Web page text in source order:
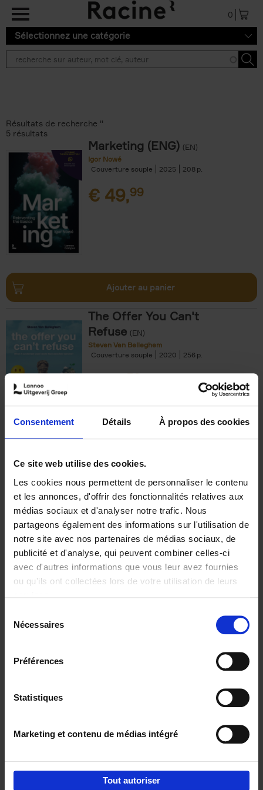
Consentement Détails À propos des cookies
Ce site web utilise des cookies.
Les cookies nous permettent de personnaliser le contenu
et les annonces, d'offrir des fonctionnalités relatives aux
médias sociaux et d'analyser notre trafic. Nous
partageons également des informations sur l'utilisation de
notre site avec nos partenaires de médias sociaux, de
publicité et d'analyse, qui peuvent combiner celles-ci
avec d'autres informations que vous leur avez fournies
ou qu'ils ont collectées lors de votre utilisation de leurs
Nécessaires
Préférences
Statistiques
Marketing et contenu de médias intégré
Tout autoriser
Aller au contenu principal
0
Sélectionnez une catégorie
Résultats de recherche ''
5 résultats
Marketing (ENG) (EN)
Igor Nowé
Couverture souple
2025 208
€ 49,99
Ajouter au panier
The Offer You Can't
Refuse (EN)
Steven Van Belleghem
Couverture souple
2020 256
€37,50
Building Bonds = Building
Business
Jochen Roef Jozefien De Feyter
Carolien Boom
Couverture souple
2025 200
€29,99
Digital marketing like a PRO -
completely revised edition (EN)